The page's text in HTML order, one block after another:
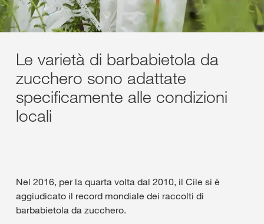
Le varietà di barbabietola da
zucchero sono adattate
specificamente alle condizioni
locali
Nel 2016, per la quarta volta dal 2010, il Cile si è
aggiudicato il record mondiale dei raccolti di
barbabietola da zucchero.